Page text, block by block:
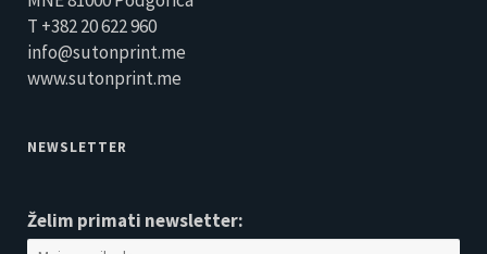
T +382 20 622 960
info@sutonprint.me
www.sutonprint.me
NEWSLETTER
Želim primati newsletter: